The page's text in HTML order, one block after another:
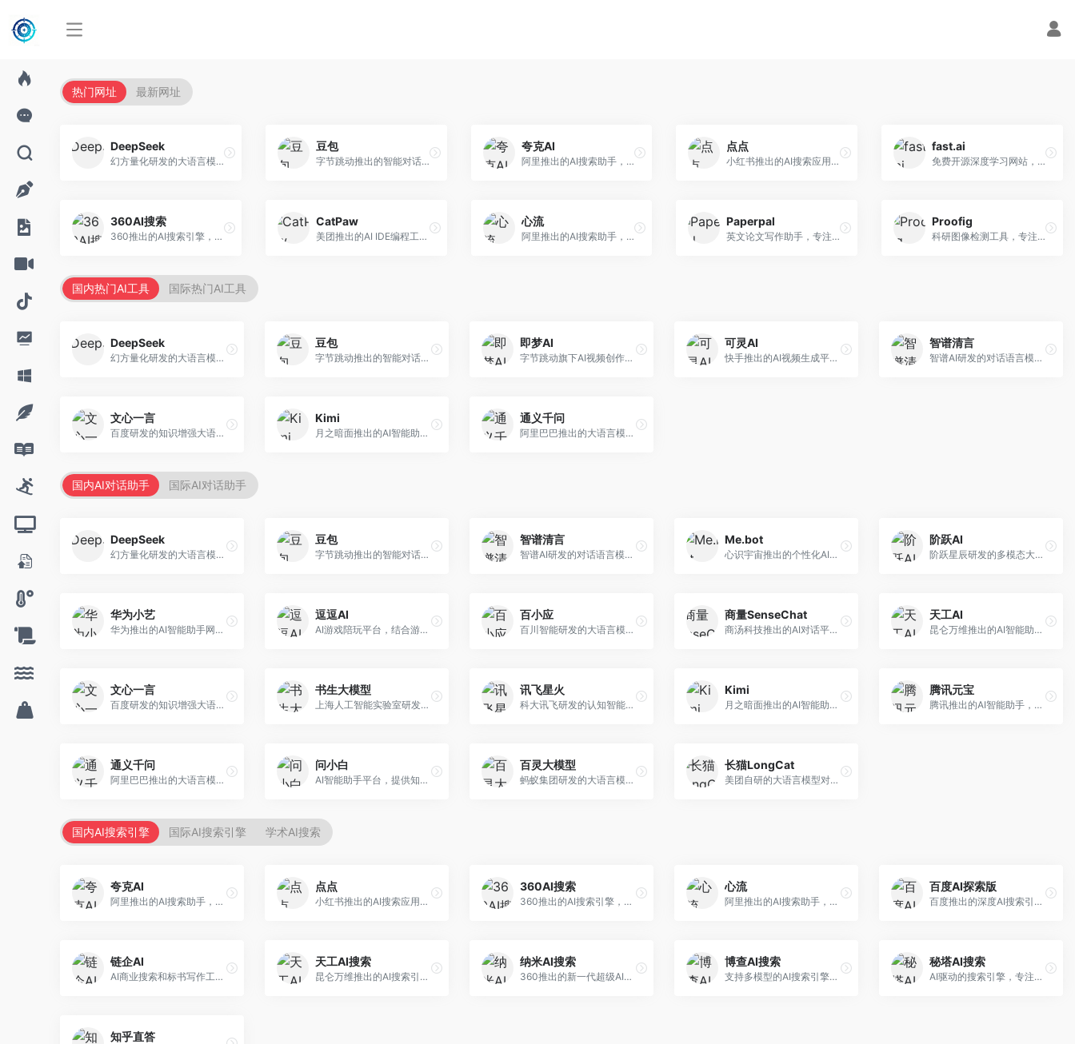
热门网址 最新网址
DeepSeek
幻方量化研发的大语言模型平台，专注于深度推理和代码生成能力。面向开发者、研究人员和技术爱好者，提供强大的逻辑推理和数学计算功能，开源生态完善，API接口友好。
豆包
字节跳动推出的智能对话助手平台，提供文本创作、知识问答、英语学习等多种AI服务。面向普通用户和内容创作者，支持多轮对话和文件解析，免费使用，响应速度快，中文理解能力强。
夸克AI
阿里推出的AI搜索助手，整合搜索与AI功能。面向年轻用户，提供智能搜索、文档处理、学习辅助等服务，与夸克生态深度整合。
点点
小红书推出的AI搜索应用，专注于生活方式内容搜索。面向小红书用户，提供生活攻略、消费决策、内容推荐等服务，生活方式内容丰富。
fast.ai
免费开源深度学习网站，专注于实用AI教学。面向开发者，提供免费深度学习课程、实战项目、代码库等资源，学习门槛低。
360AI搜索
360推出的AI搜索引擎，专注于安全智能搜索。面向普通用户，提供智能问答、网页搜索、内容整理等服务，安全防护能力强。
CatPaw
美团推出的AI IDE编程工具，专注于本地开发生态。面向开发者，提供智能代码补全、代码生成、项目管理等服务，本地开发体验好。
心流
阿里推出的AI搜索助手，专注于智能信息获取。面向普通用户，提供智能搜索、内容整理、知识问答等服务，与阿里生态深度整合。
Paperpal
英文论文写作助手，专注于学术英语润色。面向需要发表国际期刊的研究者，提供语法检查、学术表达优化、格式规范等服务，英语表达地道专业。
Proofig
科研图像检测工具，专注于学术图像完整性验证。面向科研人员，提供图像检测、重复分析、报告生成等服务，学术检测专业。
国内热门AI工具 国际热门AI工具
DeepSeek
幻方量化研发的大语言模型平台，专注于深度推理和代码生成能力。面向开发者、研究人员和技术爱好者，提供强大的逻辑推理和数学计算功能，开源生态完善，API接口友好。
豆包
字节跳动推出的智能对话助手平台，提供文本创作、知识问答、英语学习等多种AI服务。面向普通用户和内容创作者，支持多轮对话和文件解析，免费使用，响应速度快，中文理解能力强。
即梦AI
字节跳动旗下AI视频创作平台，支持多模态内容生成。面向内容创作者和营销人员，提供文生视频、图生视频、智能剪辑等功能，中文理解能力强，创作效率高。
可灵AI
快手推出的AI视频生成平台，支持文生视频和图生视频，可生成长达2分钟的高质量视频内容。面向短视频创作者和营销人员，操作简便，生成效果逼真，适合商业推广和创意表达。
智谱清言
智谱AI研发的对话语言模型，支持中英双语交互。面向中文用户和开发者，提供知识问答、代码编写、文档解读等服务，开源生态完善，学术研究背景深厚。
文心一言
百度研发的知识增强大语言模型，深度融合百度知识图谱和搜索能力。面向中文用户，提供知识问答、文本创作、逻辑推理等服务，中文语境理解准确，知识覆盖面广。
Kimi
月之暗面推出的AI智能助手，核心优势在于超长文本处理能力，支持20万字以上文档分析。面向学术研究者、职场人士和内容创作者，提供文档解读、PPT生成、联网搜索等综合服务。
通义千问
阿里巴巴推出的大语言模型平台，提供对话问答、文档处理、图像理解、代码编写等全方位AI服务。面向企业用户和个人开发者，集成阿里云生态，支持多模态交互，企业级安全保障。
国内AI对话助手 国际AI对话助手
DeepSeek
幻方量化研发的大语言模型平台，专注于深度推理和代码生成能力。面向开发者、研究人员和技术爱好者，提供强大的逻辑推理和数学计算功能，开源生态完善，API接口友好。
豆包
字节跳动推出的智能对话助手平台，提供文本创作、知识问答、英语学习等多种AI服务。面向普通用户和内容创作者，支持多轮对话和文件解析，免费使用，响应速度快，中文理解能力强。
智谱清言
智谱AI研发的对话语言模型，支持中英双语交互。面向中文用户和开发者，提供知识问答、代码编写、文档解读等服务，开源生态完善，学术研究背景深厚。
Me.bot
心识宇宙推出的个性化AI伴侣，专注于情感交互和个人助理服务。面向个人用户，支持日程管理、情感陪伴、知识问答等功能，交互体验人性化。
阶跃AI
阶跃星辰研发的多模态大模型平台，支持文本、图像、视频的综合理解与生成。面向创作者和企业客户，提供内容创作、智能分析等服务，多模态能力突出。
华为小艺
华为推出的AI智能助手网页端，深度整合鸿蒙生态和华为云服务。面向华为设备用户，支持语音交互、智能问答、设备控制等功能，与华为硬件生态无缝衔接。
逗逗AI
AI游戏陪玩平台，结合游戏理解和自然语言交互技术。面向游戏玩家，提供游戏攻略、陪玩互动、社交聊天等服务，游戏知识丰富，互动体验有趣。
百小应
百川智能研发的大语言模型助手，专注于中文理解和生成。面向中文用户，提供知识问答、文本创作、代码辅助等服务，模型参数规模大，中文表达流畅自然。
商量SenseChat
商汤科技推出的AI对话平台，结合计算机视觉和自然语言处理技术。面向企业用户和开发者，支持多模态交互，视觉理解能力强，适合智能客服和内容创作场景。
天工AI
昆仑万维推出的AI智能助手，集成搜索、对话、创作等多种能力。面向普通用户和内容创作者，支持联网搜索、文本生成、图像理解等功能，响应速度快，免费使用。
文心一言
百度研发的知识增强大语言模型，深度融合百度知识图谱和搜索能力。面向中文用户，提供知识问答、文本创作、逻辑推理等服务，中文语境理解准确，知识覆盖面广。
书生大模型
上海人工智能实验室研发的开源大模型系列，支持多尺度和多模态。面向研究机构和开发者，开源生态完善，学术研究背景深厚，适合科研和定制开发。
讯飞星火
科大讯飞研发的认知智能大模型，深度融合语音识别和自然语言处理技术。面向企业用户和教育领域，提供语音交互、文档处理、代码生成等服务，中文语音识别准确率高。
Kimi
月之暗面推出的AI智能助手，核心优势在于超长文本处理能力，支持20万字以上文档分析。面向学术研究者、职场人士和内容创作者，提供文档解读、PPT生成、联网搜索等综合服务。
腾讯元宝
腾讯推出的AI智能助手，整合微信生态和腾讯云服务。面向普通用户和企业客户，支持文档解析、图像理解、联网搜索等功能，与腾讯产品无缝衔接，办公协作便捷。
通义千问
阿里巴巴推出的大语言模型平台，提供对话问答、文档处理、图像理解、代码编写等全方位AI服务。面向企业用户和个人开发者，集成阿里云生态，支持多模态交互，企业级安全保障。
问小白
AI智能助手平台，提供知识问答、文本创作、文档处理等服务。面向普通用户和职场人士，操作简便，响应速度快，支持多场景应用。
百灵大模型
蚂蚁集团研发的大语言模型平台，专注于金融科技和企业服务。面向金融机构和企业客户，提供智能客服、风险分析、文档处理等服务，金融场景理解深入。
长猫LongCat
美团自研的大语言模型对话平台，专注于本地生活服务场景。面向美团生态用户，提供智能推荐、服务问答等功能，本地生活知识覆盖全面。
国内AI搜索引擎 国际AI搜索引擎 学术AI搜索
夸克AI
阿里推出的AI搜索助手，整合搜索与AI功能。面向年轻用户，提供智能搜索、文档处理、学习辅助等服务，与夸克生态深度整合。
点点
小红书推出的AI搜索应用，专注于生活方式内容搜索。面向小红书用户，提供生活攻略、消费决策、内容推荐等服务，生活方式内容丰富。
360AI搜索
360推出的AI搜索引擎，专注于安全智能搜索。面向普通用户，提供智能问答、网页搜索、内容整理等服务，安全防护能力强。
心流
阿里推出的AI搜索助手，专注于智能信息获取。面向普通用户，提供智能搜索、内容整理、知识问答等服务，与阿里生态深度整合。
百度AI探索版
百度推出的深度AI搜索引擎，整合百度知识图谱。面向中文用户，提供智能问答、知识探索、内容生成等服务，知识覆盖面广。
链企AI
AI商业搜索和标书写作工具，专注于企业服务场景。面向企业用户，提供商业信息搜索、标书生成、企业分析等服务，商业信息专业。
天工AI搜索
昆仑万维推出的AI搜索引擎，整合大模型与搜索能力。面向普通用户，提供智能问答、深度搜索、内容整理等服务，中文搜索体验好。
纳米AI搜索
360推出的新一代超级AI搜索，深度整合360搜索资源。面向普通用户，提供智能问答、多模态搜索、内容生成等服务，安全可靠。
博查AI搜索
支持多模型的AI搜索引擎，整合多种大模型能力。面向AI爱好者，提供多模型搜索、答案对比、深度分析等服务，模型选择灵活。
秘塔AI搜索
AI驱动的搜索引擎，专注于无广告直达结果。面向研究者和信息获取需求者，提供深度搜索、来源标注、答案整理等服务，搜索结果干净准确，信息可信度高。
知乎直答